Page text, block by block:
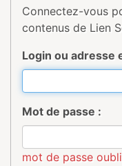
Connectez-vous
contenus de Lien
Login ou adresse
Mot de passe :
mot de passe